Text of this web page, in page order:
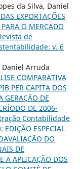
da Silva, Daniel
EXPORTAÇÕES
O MERCADO
de
v. 6
Arruda
COMPARATIVA
PER CAPITA DOS
GERAÇÃO DE
DE 2006-
Contabilidade
ESPECIAL
DO
DE
A APLICAÇÃO DOS